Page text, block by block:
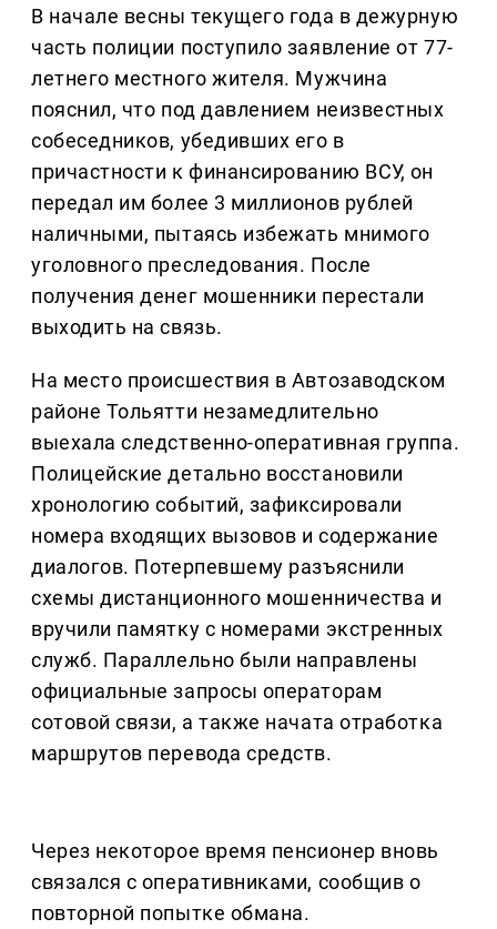
В начале весны текущего года в дежурную
часть полиции поступило заявление от 77-
летнего местного жителя. Мужчина
пояснил, что под давлением неизвестных
собеседников, убедивших его в
причастности к финансированию ВСУ, он
передал им более 3 миллионов рублей
наличными, пытаясь избежать мнимого
уголовного преследования. После
получения денег мошенники перестали
выходить на связь.
На место происшествия в Автозаводском
районе Тольятти незамедлительно
выехала следственно-оперативная группа.
Полицейские детально восстановили
хронологию событий, зафиксировали
номера входящих вызовов и содержание
диалогов. Потерпевшему разъяснили
схемы дистанционного мошенничества и
вручили памятку с номерами экстренных
служб. Параллельно были направлены
официальные запросы операторам
сотовой связи, а также начата отработка
маршрутов перевода средств.
Через некоторое время пенсионер вновь
связался с оперативниками, сообщив о
повторной попытке обмана.